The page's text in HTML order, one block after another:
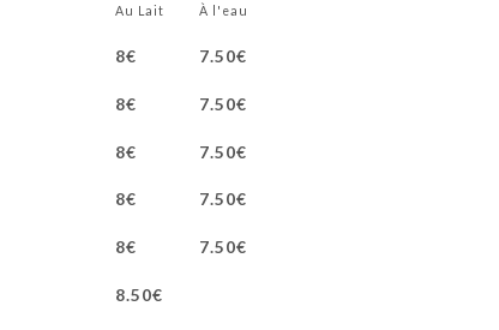
À l'eau
Au Lait
7.50€
8€
7.50€
8€
7.50€
8€
7.50€
8€
7.50€
8€
8.50€